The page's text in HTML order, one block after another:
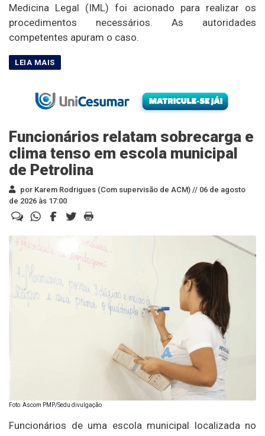
Medicina Legal (IML) foi acionado para realizar os
procedimentos necessários. As autoridades
competentes apuram o caso.
Funcionários relatam sobrecarga e
clima tenso em escola municipal
de Petrolina
por Karem Rodrigues (Com supervisão de ACM) // 06 de agosto
de 2026 às 17:00
Foto: Ascom PMP/Sedu divulgação
Funcionários de uma escola municipal localizada no